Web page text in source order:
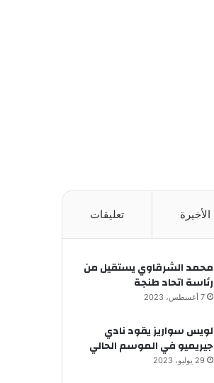
الأخيرة تعليقات
محمد الشرقاوي يستقيل من
رئاسة اتحاد طنجة
7 أغسطس، 2023
لويس سواريز يقود نادي
جيريميو في الموسم الحالي
29 يوليو، 2023